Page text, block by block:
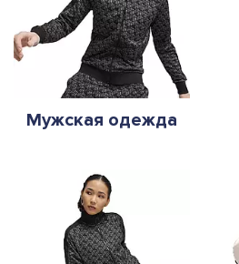
Мужская одежда